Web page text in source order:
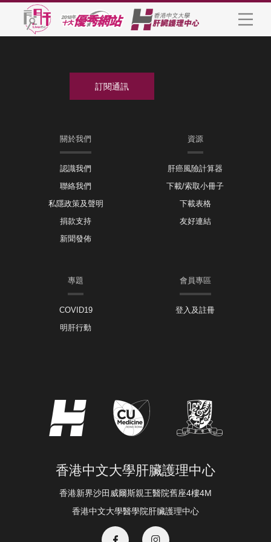
關於我們
認識我們
聯絡我們
私隱政策及聲明
捐款支持
新聞發佈
資源
肝癌風險計算器
下載/索取小冊子
下載表格
友好連結
專題
COVID19
明肝行動
會員專區
登入及註冊
香港中文大學肝臟護理中心
香港新界沙田威爾斯親王醫院舊座4樓4M
香港中文大學醫學院肝臟護理中心